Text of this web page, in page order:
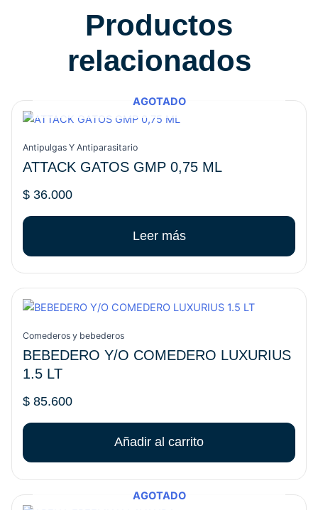
Productos
relacionados
AGOTADO
Antipulgas Y Antiparasitario
ATTACK GATOS GMP 0,75 ML
$36.000
Leer más
Comederos y bebederos
BEBEDERO Y/O COMEDERO LUXURIUS
1.5 LT
$85.600
Añadir al carrito
AGOTADO
Rango
Este